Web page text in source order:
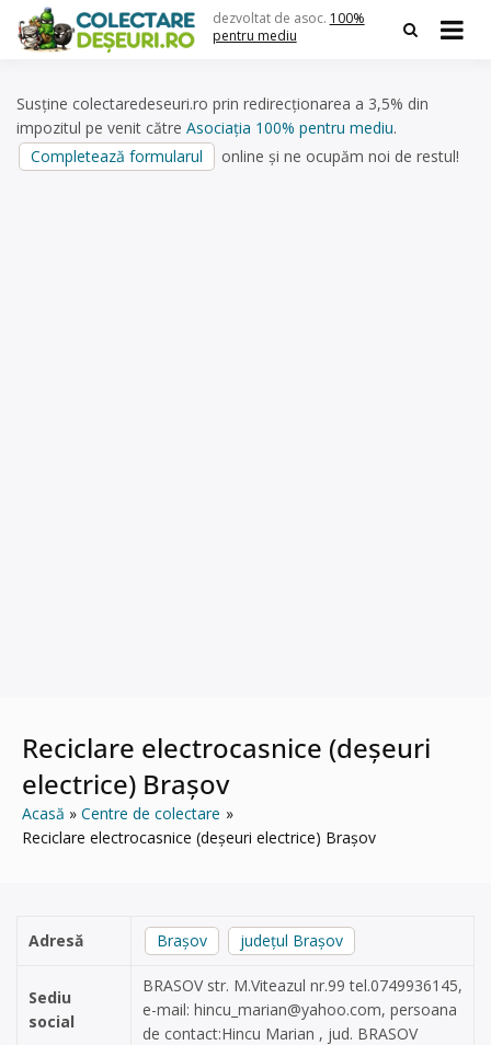
content
dezvoltat de asoc. 100%
pentru mediu
Susține colectaredeseuri.ro prin redirecționarea a 3,5% din
impozitul pe venit către Asociația 100% pentru mediu.
Completează formularul
online și ne ocupăm noi de restul!
Reciclare electrocasnice (deșeuri
electrice) Brașov
Acasă
Centre de colectare
Reciclare electrocasnice (deșeuri electrice) Brașov
Adresă Brașov județul Brașov
Sediu
social
BRASOV str. M.Viteazul nr.99 tel.0749936145,
e-mail: hincu_marian@yahoo.com, persoana
de contact:Hincu Marian , jud. BRASOV